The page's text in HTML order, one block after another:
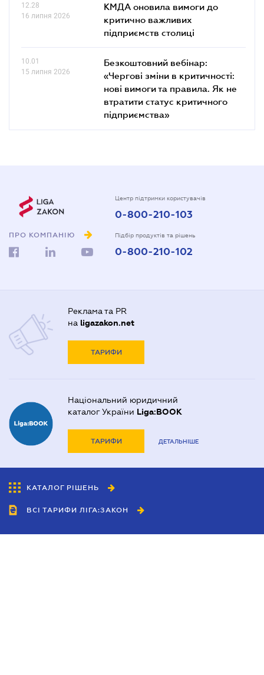
12.28
16 липня 2026
КМДА оновила вимоги до
критично важливих
підприємств столиці
10.01
15 липня 2026
Безкоштовний вебінар:
«Чергові зміни в критичності:
нові вимоги та правила. Як не
втратити статус критичного
підприємства»
ПРО КОМПАНІЮ
Центр підтримки користувачів
0-800-210-103
Підбір продуктів та рішень
0-800-210-102
Реклама та PR
на ligazakon.net
ТАРИФИ
Національний юридичний
каталог України Liga:BOOK
ТАРИФИ ДЕТАЛЬНІШЕ
КАТАЛОГ РІШЕНЬ
ВСІ ТАРИФИ ЛІГА:ЗАКОН